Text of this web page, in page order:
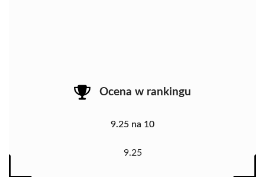
Ocena w rankingu
9.25 na 10
9.25